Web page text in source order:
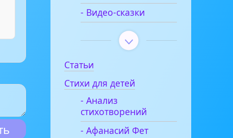
- Видео-сказки
Статьи
Стихи для детей
- Анализ
стихотворений
- Афанасий Фет